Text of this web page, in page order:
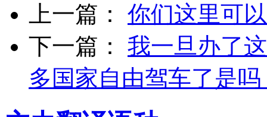
上一篇： 你们这里可
下一篇： 我一旦办了
多国家自由驾车了是吗